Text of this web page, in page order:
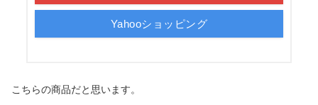
Yahooショッピング
こちらの商品だと思います。